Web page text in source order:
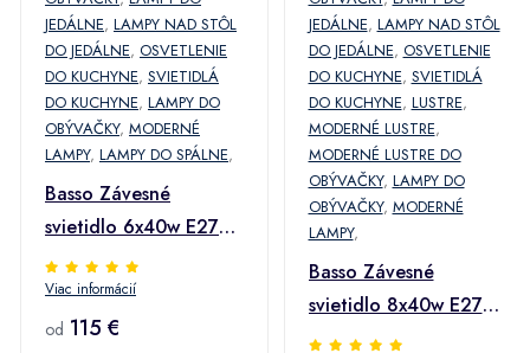
JEDÁLNE, LAMPY NAD STÔL
DO JEDÁLNE, OSVETLENIE
DO KUCHYNE, SVIETIDLÁ
DO KUCHYNE, LAMPY DO
OBÝVAČKY, MODERNÉ
LAMPY, LAMPY DO SPÁLNE,
Basso Závesné
svietidlo 6x40w E27
Čierna matná
Viac informácií
od 115 €
JEDÁLNE, LAMPY NAD STÔL
DO JEDÁLNE, OSVETLENIE
DO KUCHYNE, SVIETIDLÁ
DO KUCHYNE, LUSTRE,
MODERNÉ LUSTRE,
MODERNÉ LUSTRE DO
OBÝVAČKY, LAMPY DO
OBÝVAČKY, MODERNÉ
LAMPY,
Basso Závesné
svietidlo 8x40w E27
Biela matná